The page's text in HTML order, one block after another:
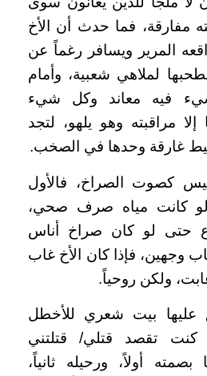
مفارقة، فما حدث أن الأخ
المرير ويسافر رغماً عن
لملاهي شعبية، وأمام
فيه معاند وكل شيء
مراقبته وهو يلهو، لتجد
غارقة وحدها في الصخب.
كصوت الصراخ، فالأول
لو كانت مياه صرف صحي،
حتى لو كان صراخ أناس
وجهين، فإذا كان الأخ غاب
ولكن روحياً.
عليها بيت شعري للأخطل
كنت تقصد قتلي/ قتلتني
أولاً، ورحيله ثانياً،